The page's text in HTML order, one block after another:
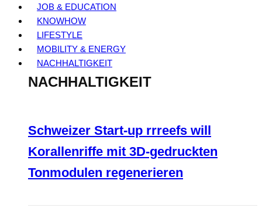
JOB & EDUCATION
KNOWHOW
LIFESTYLE
MOBILITY & ENERGY
NACHHALTIGKEIT
NACHHALTIGKEIT
Schweizer Start-up rrreefs will
Korallenriffe mit 3D-gedruckten
Tonmodulen regenerieren